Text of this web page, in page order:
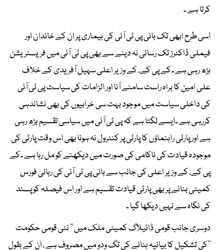
کرتا ہے ۔
اسی طرح ابھی تک بانی پی ٹی آئی کی بیماری پر ان کے خاندان اور
فیملی ڈاکٹرز تک رسائی نہ دینے سے بھی پی ٹی آئی میں فریسٹریشن
بڑھ رہی ہے ۔کے پی کے، کے وزیر اعلی سہیل آفریدی کے خلاف
علی امین کا براہ راست سامنے آنا اور الزامات کی سیاست پی ٹی آئی
کی داخلی سیاست میں موجود بہت سی خرابیوں کی بھی نشاندہی
کررہی ہے ۔ایسے لگتا ہے کہ پی ٹی آئی میں سیاسی تقسیم بڑھ رہی
ہے اور پارٹی راہنماؤں کا پارٹی پر کنٹرول نہ ہونا بھی اس وقت پارٹی کی
موجودہ قیادت کی ناکامی کی صورت میں دیکھنے کو مل رہا ہے ۔کے
پی کے، کے وزیر اعلی کی جانب سے بانی پی ٹی آئی کی رہائی فورس
کمیٹی بنانے پر بھی پارٹی قیادت تقسیم ہے اور اس فیصلہ کو پسند
کی نگاہ سے نہیں دیکھا گیا ۔
دوسری جانب قومی ڈائیلاگ کمیٹی ملک میں ’’ نئی قومی حکومت
‘‘کی تشکیل کا بیانیہ بنانے کی تگ ودو میں مصروف ہے ، ان کے بقول